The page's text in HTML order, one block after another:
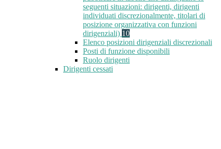
seguenti situazioni: dirigenti, dirigenti
individuati discrezionalmente, titolari di
posizione organizzativa con funzioni
dirigenziali) 10
Elenco posizioni dirigenziali discrezionali
Posti di funzione disponibili
Ruolo dirigenti
Dirigenti cessati